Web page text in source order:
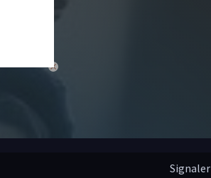
close
Signaler